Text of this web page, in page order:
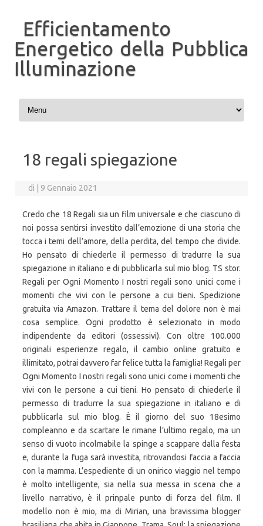
Efficientamento
Energetico della Pubblica
Illuminazione
Vai al contenuto
18 regali spiegazione
di 9 Gennaio 2021
Credo che 18 Regali sia un film universale e che ciascuno di
noi possa sentirsi investito dall’emozione di una storia che
tocca i temi dell’amore, della perdita, del tempo che divide.
Ho pensato di chiederle il permesso di tradurre la sua
spiegazione in italiano e di pubblicarla sul mio blog. TS stor.
Regali per Ogni Momento I nostri regali sono unici come i
momenti che vivi con le persone a cui tieni. Spedizione
gratuita via Amazon. Trattare il tema del dolore non è mai
cosa semplice. Ogni prodotto è selezionato in modo
indipendente da editori (ossessivi). Con oltre 100.000
originali esperienze regalo, il cambio online gratuito e
illimitato, potrai davvero far felice tutta la famiglia! Regali per
Ogni Momento I nostri regali sono unici come i momenti che
vivi con le persone a cui tieni. Ho pensato di chiederle il
permesso di tradurre la sua spiegazione in italiano e di
pubblicarla sul mio blog. È il giorno del suo 18esimo
compleanno e da scartare le rimane l’ultimo regalo, ma un
senso di vuoto incolmabile la spinge a scappare dalla festa
e, durante la fuga sarà investita, ritrovandosi faccia a faccia
con la mamma. L’espediente di un onirico viaggio nel tempo
è molto intelligente, sia nella sua messa in scena che a
livello narrativo, è il prinpale punto di forza del film. Il
modello non è mio, ma di Mirian, una bravissima blogger